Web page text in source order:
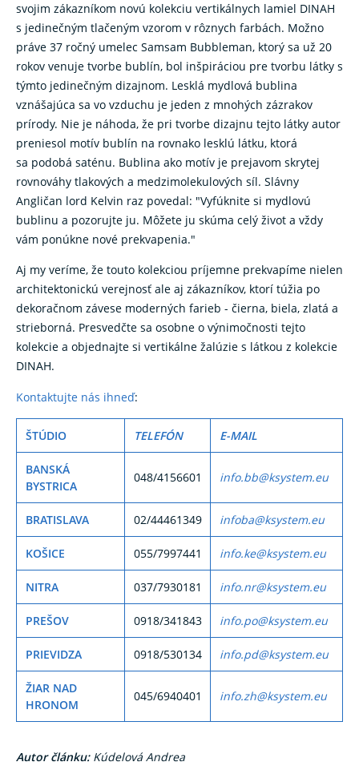
svojim zákazníkom novú kolekciu vertikálnych lamiel DINAH
s jedinečným tlačeným vzorom v rôznych farbách. Možno
práve 37 ročný umelec Samsam Bubbleman, ktorý sa už 20
rokov venuje tvorbe bublín, bol inšpiráciou pre tvorbu látky s
týmto jedinečným dizajnom. Lesklá mydlová bublina
vznášajúca sa vo vzduchu je jeden z mnohých zázrakov
prírody. Nie je náhoda, že pri tvorbe dizajnu tejto látky autor
preniesol motív bublín na rovnako lesklú látku, ktorá
sa podobá saténu. Bublina ako motív je prejavom skrytej
rovnováhy tlakových a medzimolekulových síl. Slávny
Angličan lord Kelvin raz povedal: "Vyfúknite si mydlovú
bublinu a pozorujte ju. Môžete ju skúma celý život a vždy
vám ponúkne nové prekvapenia."
Aj my veríme, že touto kolekciou príjemne prekvapíme nielen
architektonickú verejnosť ale aj zákazníkov, ktorí túžia po
dekoračnom závese moderných farieb - čierna, biela, zlatá a
strieborná. Presvedčte sa osobne o výnimočnosti tejto
kolekcie a objednajte si vertikálne žalúzie s látkou z kolekcie
DINAH.
Kontaktujte nás ihneď:
ŠTÚDIO TELEFÓN E-MAIL
BANSKÁ
BYSTRICA
048/4156601 info.bb@ksystem.eu
BRATISLAVA 02/44461349 infoba@ksystem.eu
KOŠICE 055/7997441 info.ke@ksystem.eu
NITRA 037/7930181 info.nr@ksystem.eu
PREŠOV 0918/341843 info.po@ksystem.eu
PRIEVIDZA 0918/530134 info.pd@ksystem.eu
ŽIAR NAD
HRONOM
045/6940401 info.zh@ksystem.eu
Autor článku:Kúdelová Andrea